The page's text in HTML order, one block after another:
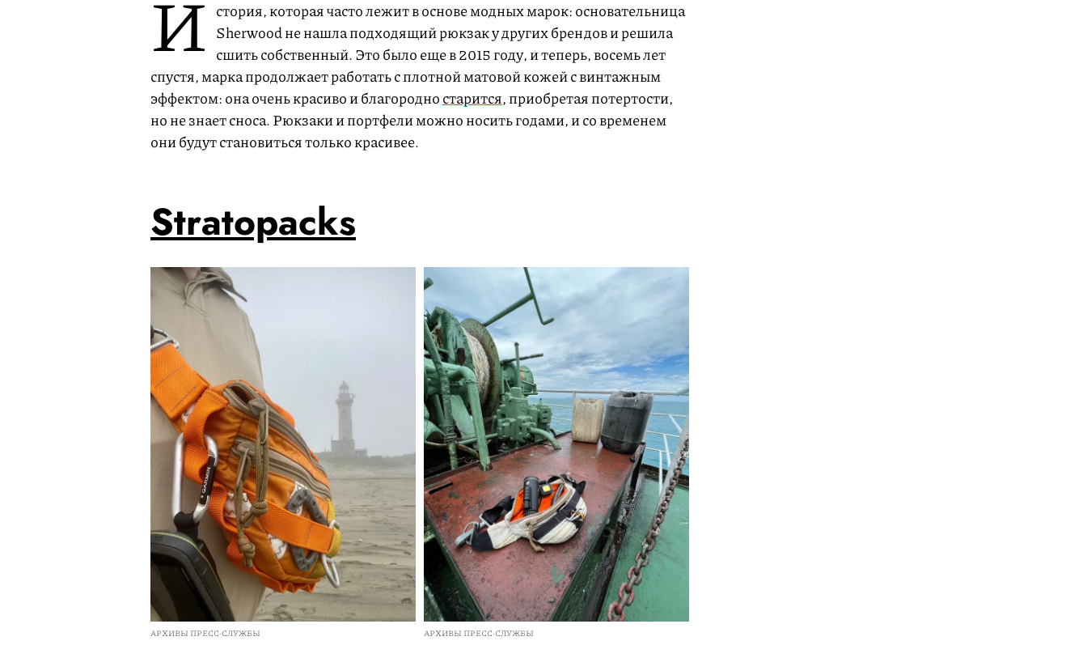
И стория, которая часто лежит в основе модных марок: основательница
Sherwood не нашла подходящий рюкзак у других брендов и решила
сшить собственный. Это было еще в 2015 году, и теперь, восемь лет
спустя, марка продолжает работать с плотной матовой кожей с винтажным
эффектом: она очень красиво и благородностарится, приобретая потертости,
но не знает сноса. Рюкзаки и портфели можно носить годами, и со временем
они будут становиться только красивее.
Stratopacks
АРХИВЫ ПРЕСС-СЛУЖБЫ АРХИВЫ ПРЕСС-СЛУЖБЫ